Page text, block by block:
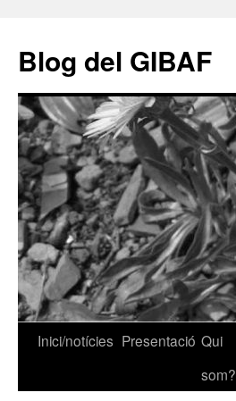
contingut
Blog del GIBAF
Inici/notícies Presentació Qui
som?